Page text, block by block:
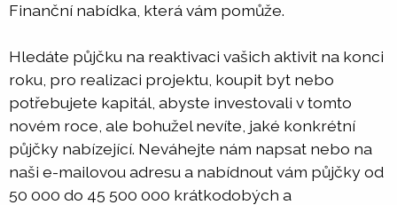
Finanční nabídka, která vám pomůže.
Hledáte půjčku na reaktivaci vašich aktivit na konci
roku, pro realizaci projektu, koupit byt nebo
potřebujete kapitál, abyste investovali v tomto
novém roce, ale bohužel nevíte, jaké konkrétní
půjčky nabízející. Neváhejte nám napsat nebo na
naši e-mailovou adresu a nabídnout vám půjčky od
50 000 do 45 500 000 krátkodobých a